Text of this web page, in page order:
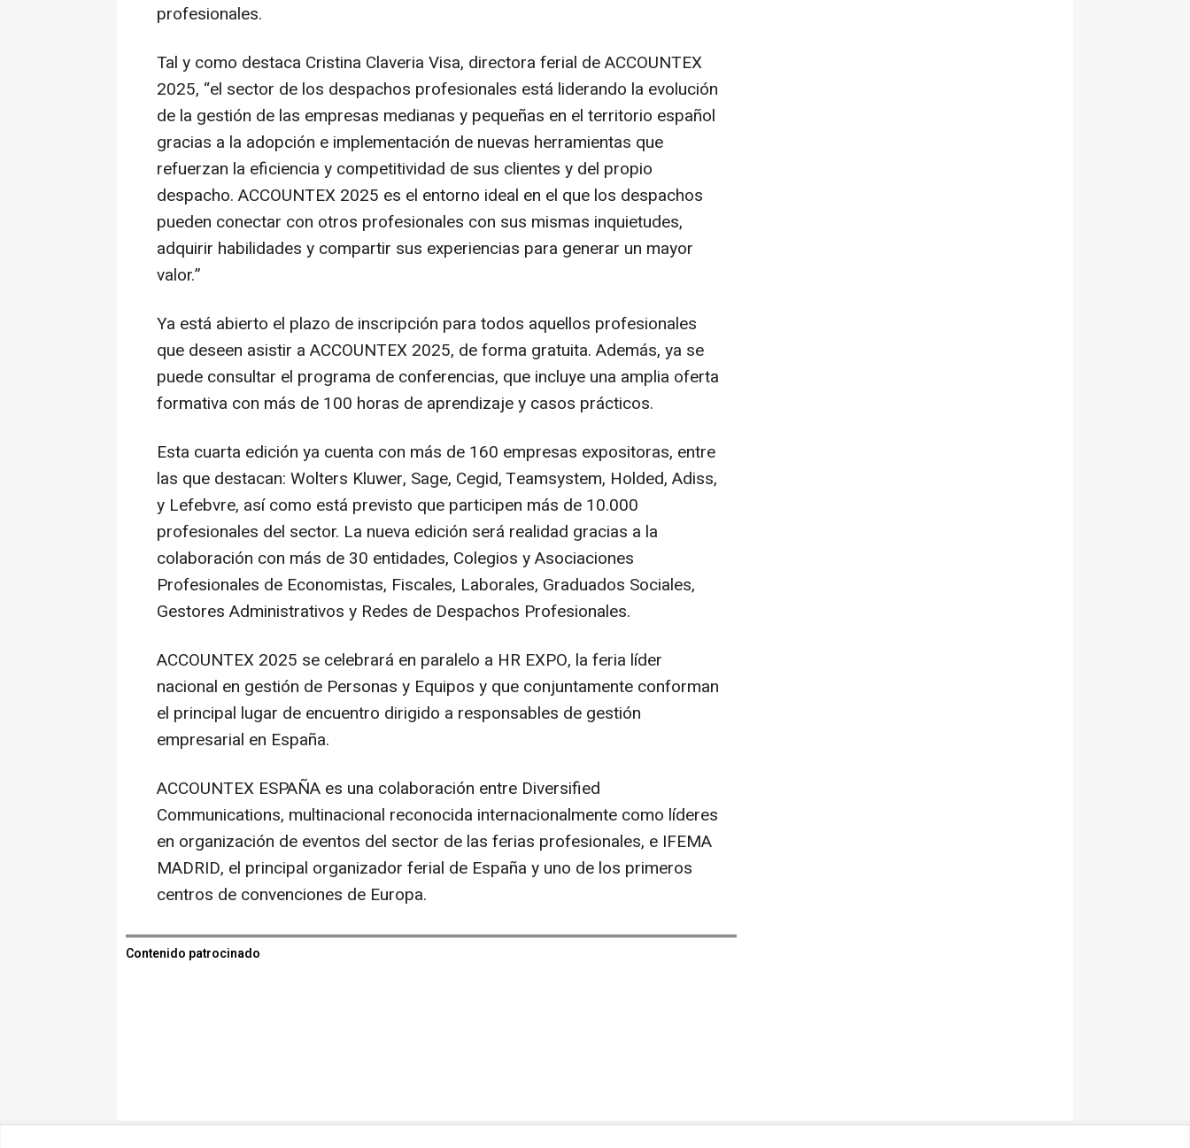
profesionales.
Tal y como destaca Cristina Claveria Visa, directora ferial de ACCOUNTEX
2025, “el sector de los despachos profesionales está liderando la evolución
de la gestión de las empresas medianas y pequeñas en el territorio español
gracias a la adopción e implementación de nuevas herramientas que
refuerzan la eficiencia y competitividad de sus clientes y del propio
despacho. ACCOUNTEX 2025 es el entorno ideal en el que los despachos
pueden conectar con otros profesionales con sus mismas inquietudes,
adquirir habilidades y compartir sus experiencias para generar un mayor
valor.”
Ya está abierto el plazo de inscripción para todos aquellos profesionales
que deseen asistir a ACCOUNTEX 2025, de forma gratuita. Además, ya se
puede consultar el programa de conferencias, que incluye una amplia oferta
formativa con más de 100 horas de aprendizaje y casos prácticos.
Esta cuarta edición ya cuenta con más de 160 empresas expositoras, entre
las que destacan: Wolters Kluwer, Sage, Cegid, Teamsystem, Holded, Adiss,
y Lefebvre, así como está previsto que participen más de 10.000
profesionales del sector. La nueva edición será realidad gracias a la
colaboración con más de 30 entidades, Colegios y Asociaciones
Profesionales de Economistas, Fiscales, Laborales, Graduados Sociales,
Gestores Administrativos y Redes de Despachos Profesionales.
ACCOUNTEX 2025 se celebrará en paralelo a HR EXPO, la feria líder
nacional en gestión de Personas y Equipos y que conjuntamente conforman
el principal lugar de encuentro dirigido a responsables de gestión
empresarial en España.
ACCOUNTEX ESPAÑA es una colaboración entre Diversified
Communications, multinacional reconocida internacionalmente como líderes
en organización de eventos del sector de las ferias profesionales, e IFEMA
MADRID, el principal organizador ferial de España y uno de los primeros
centros de convenciones de Europa.
Contenido patrocinado